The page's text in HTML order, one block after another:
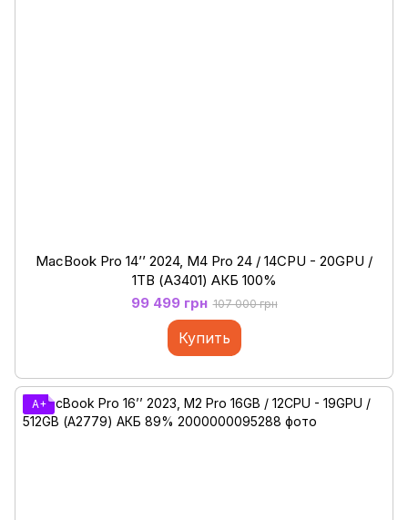
MacBook Pro 14’’ 2024, M4 Pro 24 / 14CPU - 20GPU /
1ТB (А3401) АКБ 100%
99 499 грн 107 000 грн
Купить
A+